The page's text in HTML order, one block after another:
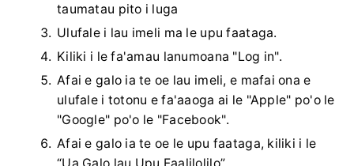
taumatau pito i luga
Ulufale i lau imeli ma le upu faataga.
Kiliki i le fa'amau lanumoana "Log in".
Afai e galo ia te oe lau imeli, e mafai ona e
ulufale i totonu e fa'aaoga ai le "Apple" po'o le
"Google" po'o le "Facebook".
Afai e galo ia te oe le upu faataga, kiliki i le
“Ua Galo lau Upu Faalilolilo”.